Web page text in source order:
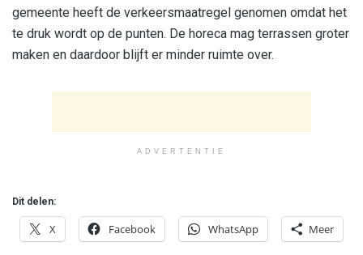
gemeente heeft de verkeersmaatregel genomen omdat het
te druk wordt op de punten. De horeca mag terrassen groter
maken en daardoor blijft er minder ruimte over.
ADVERTENTIE
Dit delen:
X Facebook WhatsApp Meer